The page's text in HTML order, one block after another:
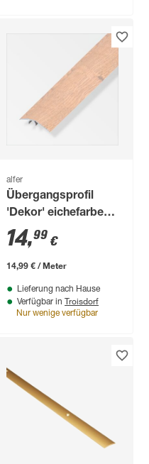
alfer
Übergangsprofil
'Dekor' eichefarben
beige, 1000 x 40 mm
14,99 €
14,99 € / Meter
Lieferung nach Hause
Verfügbar in Troisdorf
Nur wenige verfügbar